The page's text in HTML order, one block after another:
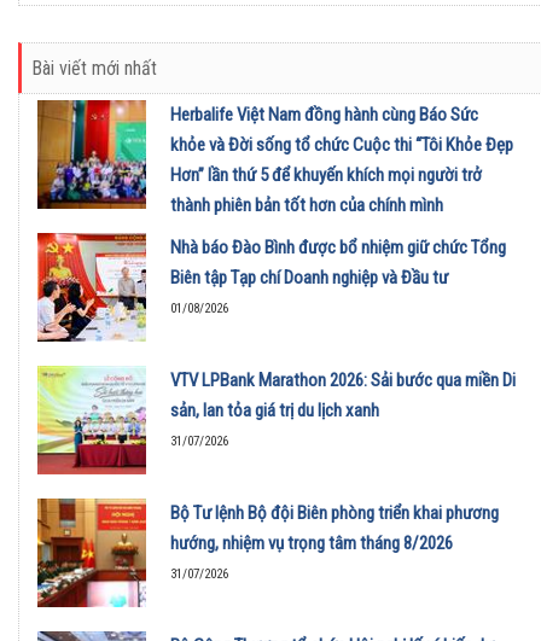
Bài viết mới nhất
Herbalife Việt Nam đồng hành cùng Báo Sức
khỏe và Đời sống tổ chức Cuộc thi “Tôi Khỏe Đẹp
Hơn” lần thứ 5 để khuyến khích mọi người trở
thành phiên bản tốt hơn của chính mình
01/08/2026
Nhà báo Đào Bình được bổ nhiệm giữ chức Tổng
Biên tập Tạp chí Doanh nghiệp và Đầu tư
01/08/2026
VTV LPBank Marathon 2026: Sải bước qua miền Di
sản, lan tỏa giá trị du lịch xanh
31/07/2026
Bộ Tư lệnh Bộ đội Biên phòng triển khai phương
hướng, nhiệm vụ trọng tâm tháng 8/2026
31/07/2026